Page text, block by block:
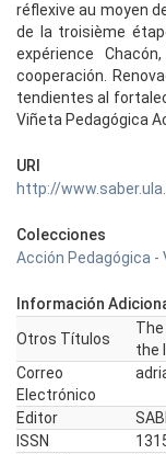
réflexive au moyen
de la troisième
expérience
cooperación.
tendientes al
Viñeta Pedagógica
URI
http://
Colecciones
Acción Pedagógica -
Información
Otros Títulos
the
Correo
Electrónico
Editor
ISSN